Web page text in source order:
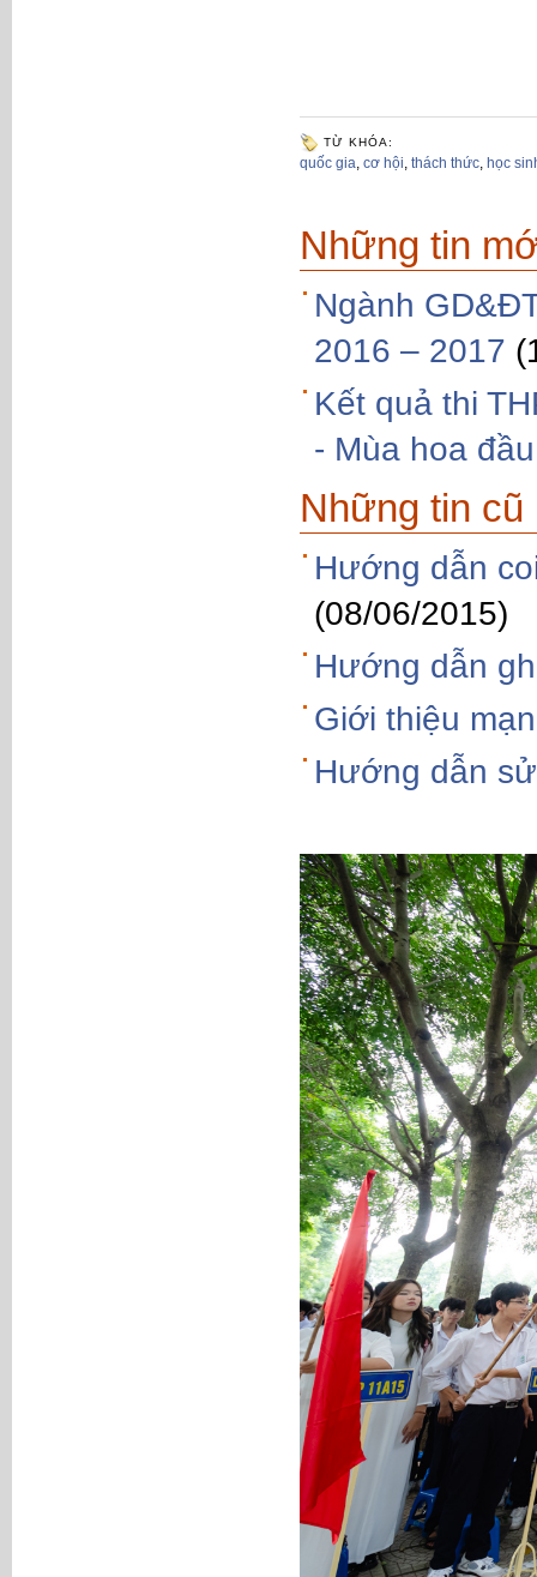
TỪ KHÓA:
quốc gia, cơ hội, thách thức, học
Những tin
Ngành
2016 – 2017
Kết quả thi
- Mùa hoa
Những tin cũ
Hướng dẫn
(08/06/2015)
Hướng dẫn
Giới thiệu
Hướng dẫn